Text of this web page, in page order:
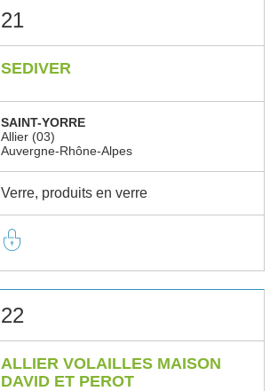
21
SEDIVER
SAINT-YORRE
Allier (03)
Auvergne-Rhône-Alpes
Verre, produits en verre
22
ALLIER VOLAILLES MAISON
DAVID ET PEROT